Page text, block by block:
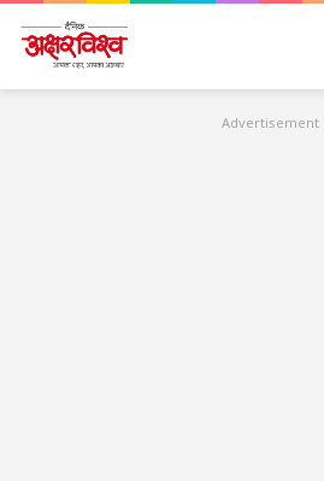
Advertisement